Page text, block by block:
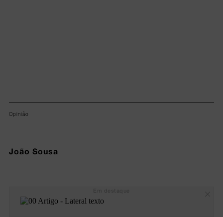
Opinião
João Sousa